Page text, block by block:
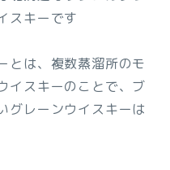
スキーです
とは、複数蒸溜所のモ
イスキーのことで、ブ
グレーンウイスキーは